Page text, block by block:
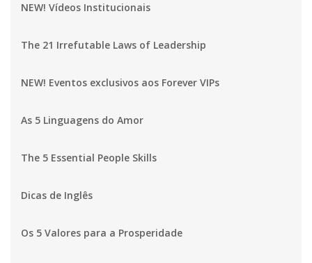
NEW! Vídeos Institucionais
The 21 Irrefutable Laws of Leadership
NEW! Eventos exclusivos aos Forever VIPs
As 5 Linguagens do Amor
The 5 Essential People Skills
Dicas de Inglês
Os 5 Valores para a Prosperidade